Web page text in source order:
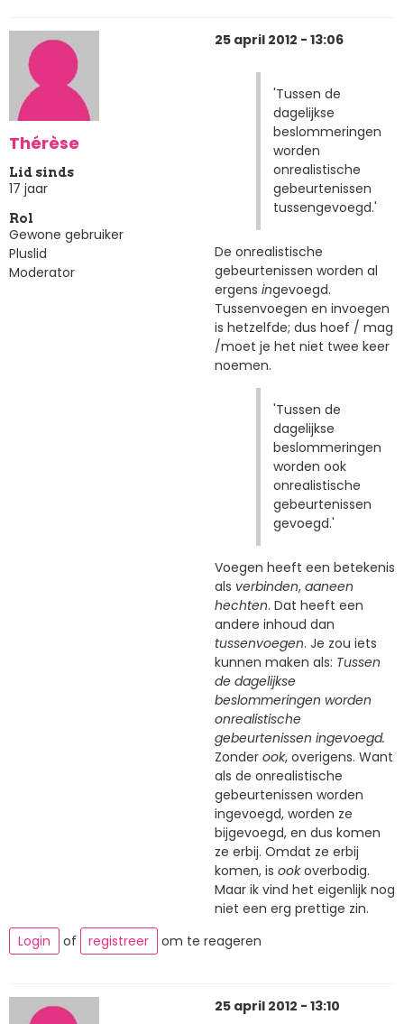
Thérèse
Lid sinds
17 jaar
Rol
Gewone gebruiker
Pluslid
Moderator
25 april 2012 - 13:06
'Tussen de
dagelijkse
beslommeringen
worden
onrealistische
gebeurtenissen
tussengevoegd.'
De onrealistische
gebeurtenissen worden al
ergens ingevoegd.
Tussenvoegen en invoegen
is hetzelfde; dus hoef / mag
/moet je het niet twee keer
noemen.
'Tussen de
dagelijkse
beslommeringen
worden ook
onrealistische
gebeurtenissen
gevoegd.'
Voegen heeft een betekenis
als verbinden, aaneen
hechten. Dat heeft een
andere inhoud dan
tussenvoegen. Je zou iets
kunnen maken als: Tussen
de dagelijkse
beslommeringen worden
onrealistische
gebeurtenissen ingevoegd.
Zonder ook, overigens. Want
als de onrealistische
gebeurtenissen worden
ingevoegd, worden ze
bijgevoegd, en dus komen
ze erbij. Omdat ze erbij
komen, is ookoverbodig.
Maar ik vind het eigenlijk nog
niet een erg prettige zin.
Login
of registreer om te reageren
25 april 2012 - 13:10